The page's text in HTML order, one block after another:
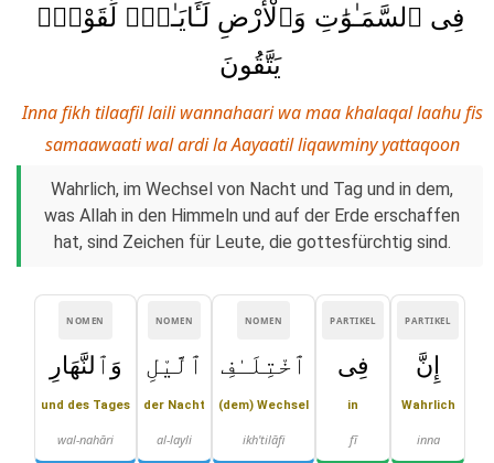
فِى ٱلسَّمَـٰوَٰتِ وَٱلْأَرْضِ لَـَٔايَـٰتٍۢ لِّقَوْمٍۢ
يَتَّقُونَ
Inna fikh tilaafil laili wannahaari wa maa khalaqal laahu fis
samaawaati wal ardi la Aayaatil liqawminy yattaqoon
Wahrlich, im Wechsel von Nacht und Tag und in dem,
was Allah in den Himmeln und auf der Erde erschaffen
hat, sind Zeichen für Leute, die gottesfürchtig sind.
PARTIKEL
إِنَّ
Wahrlich
inna
PARTIKEL
فِى
in
fī
NOMEN
ٱخْتِلَـٰفِ
(dem) Wechsel
ikh'tilāfi
NOMEN
ٱلَّيْلِ
der Nacht
al-layli
NOMEN
وَٱلنَّهَارِ
und des Tages
wal-nahāri